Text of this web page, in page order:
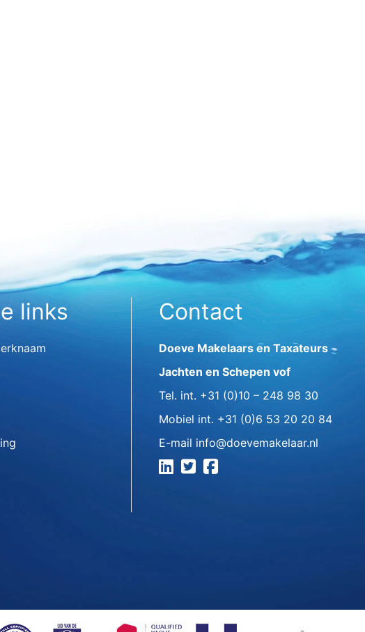
links Contact
Doeve Makelaars en Taxateurs
Jachten en Schepen vof
Tel. int. +31 (0)10 – 248 98 30
Mobiel int. +31 (0)6 53 20 20 84
E-mail info@doevemakelaar.nl